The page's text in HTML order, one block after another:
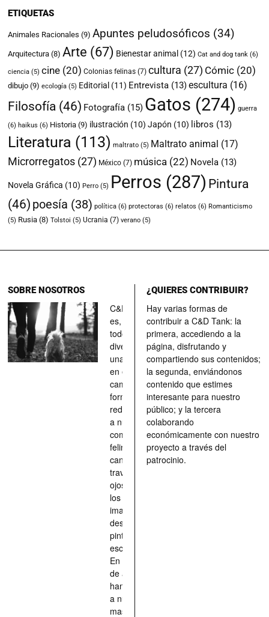
ETIQUETAS
Animales Racionales (9) Apuntes peludosóficos (34)
Arquitectura (8) Arte (67) Bienestar animal (12) Cat and dog tank (6)
ciencia (5) cine (20) Colonias felinas (7) cultura (27) Cómic (20)
dibujo (9) ecología (5) Editorial (11) Entrevista (13)escultura (16)
Filosofía (46) Fotografía (15) Gatos (274) guerra
(6) haikus (6) Historia (9) ilustración (10) Japón (10) libros (13)
Literatura (113) maltrato (5) Maltrato animal (17)
Microrregatos (27) México (7) música (22) Novela (13)
Novela Gráfica (10) Perro (5) Perros (287) Pintura
(46) poesía (38) política (6) protectoras (6) relatos (6) Romanticismo
(5) Rusia (8) Tolstoi (5) Ucrania (7) verano (5)
SOBRE NOSOTROS
C&D Tank
es, ante
todo, un
divertimento,
una parada
en el
camino, una
forma de
redescubrir
a nuestros
compañeros
felinos y
caninos a
través de los
ojos quienes
los han
imaginado,
descrito,
pintado,
esculpido...
En definitiva,
de aquellos
han situado
a nuestras
mascotas en
¿QUIERES CONTRIBUIR?
Hay varias formas de
contribuir a C&D Tank: la
primera, accediendo a la
página, disfrutando y
compartiendo sus contenidos;
la segunda, enviándonos
contenido que estimes
interesante para nuestro
público; y la tercera
colaborando
económicamente con nuestro
proyecto a través del
patrocinio.